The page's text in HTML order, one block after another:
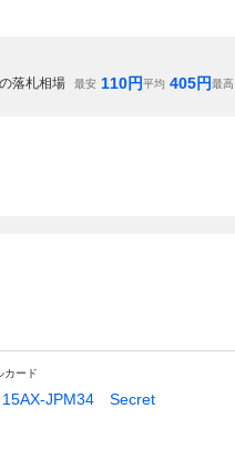
落札相場 最安 110円平均 405円最高
カード
JPM34 Secret